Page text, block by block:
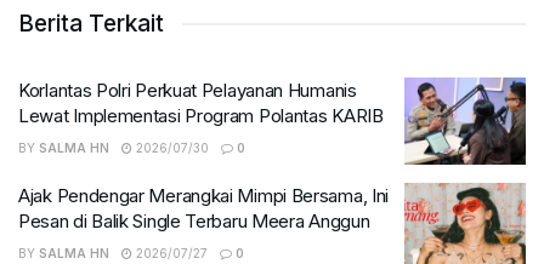
Berita Terkait
Korlantas Polri Perkuat Pelayanan Humanis
Lewat Implementasi Program Polantas KARIB
BY SALMA HN 2026/07/30 0
Ajak Pendengar Merangkai Mimpi Bersama, Ini
Pesan di Balik Single Terbaru Meera Anggun
BY SALMA HN 2026/07/27 0